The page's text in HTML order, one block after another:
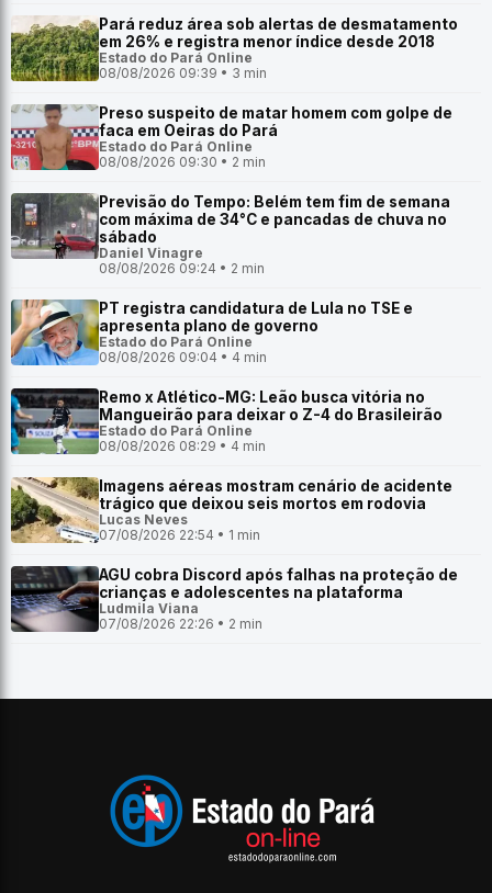
Pará reduz área sob alertas de desmatamento
em 26% e registra menor índice desde 2018
Estado do Pará Online
08/08/2026 09:39 • 3 min
Preso suspeito de matar homem com golpe de
faca em Oeiras do Pará
Estado do Pará Online
08/08/2026 09:30 • 2 min
Previsão do Tempo: Belém tem fim de semana
com máxima de 34°C e pancadas de chuva no
sábado
Daniel Vinagre
08/08/2026 09:24 • 2 min
PT registra candidatura de Lula no TSE e
apresenta plano de governo
Estado do Pará Online
08/08/2026 09:04 • 4 min
Remo x Atlético-MG: Leão busca vitória no
Mangueirão para deixar o Z-4 do Brasileirão
Estado do Pará Online
08/08/2026 08:29 • 4 min
Imagens aéreas mostram cenário de acidente
trágico que deixou seis mortos em rodovia
Lucas Neves
07/08/2026 22:54 • 1 min
AGU cobra Discord após falhas na proteção de
crianças e adolescentes na plataforma
Ludmila Viana
07/08/2026 22:26 • 2 min